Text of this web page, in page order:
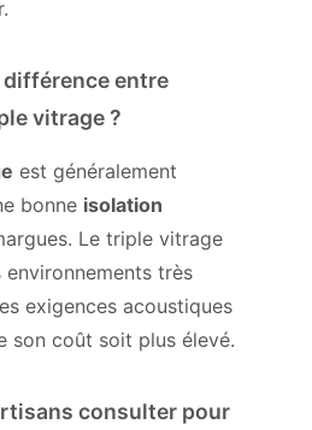
différence entre
vitrage ?
est généralement
bonne isolation
Le triple vitrage
très
exigences acoustiques
son coût soit plus élevé.
consulter pour